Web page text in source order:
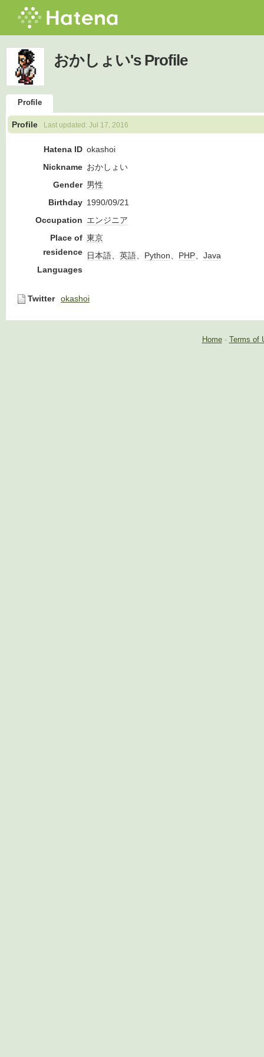
おかしょい's Profile
Profile
Profile Last updated: Jul 17, 2016
Hatena ID okashoi
Nickname おかしょい
Gender 男性
Birthday 1990/09/21
Occupation エンジニア
Place of
residence
東京
Languages
日本語、 英語、 Python、 PHP、 Java
Twitter okashoi
Home- Terms of